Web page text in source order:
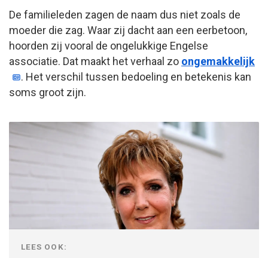
De familieleden zagen de naam dus niet zoals de
moeder die zag. Waar zij dacht aan een eerbetoon,
hoorden zij vooral de ongelukkige Engelse
associatie. Dat maakt het verhaal zo ongemakkelijk
. Het verschil tussen bedoeling en betekenis kan
soms groot zijn.
LEES OOK: